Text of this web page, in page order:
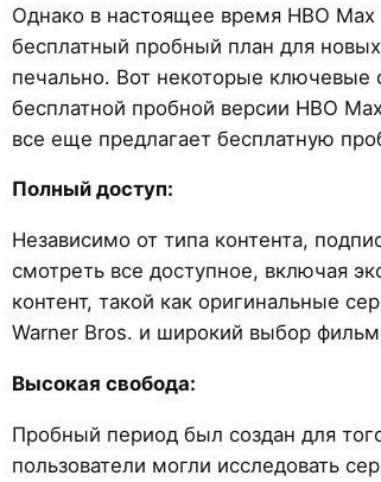
Однако в настоящее время HBO Max
бесплатный пробный план для
печально. Вот некоторые ключевые
бесплатной пробной версии HBO
все еще предлагает бесплатную
Полный доступ:
Независимо от типа контента,
смотреть все доступное, включая
контент, такой как оригинальные
Warner Bros. и широкий выбор
Высокая свобода:
Пробный период был создан для
пользователи могли исследовать